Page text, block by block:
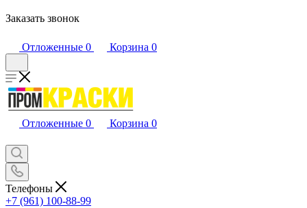
Заказать звонок
Отложенные 0 Корзина 0
Отложенные 0 Корзина 0
Телефоны
+7 (961) 100-88-99